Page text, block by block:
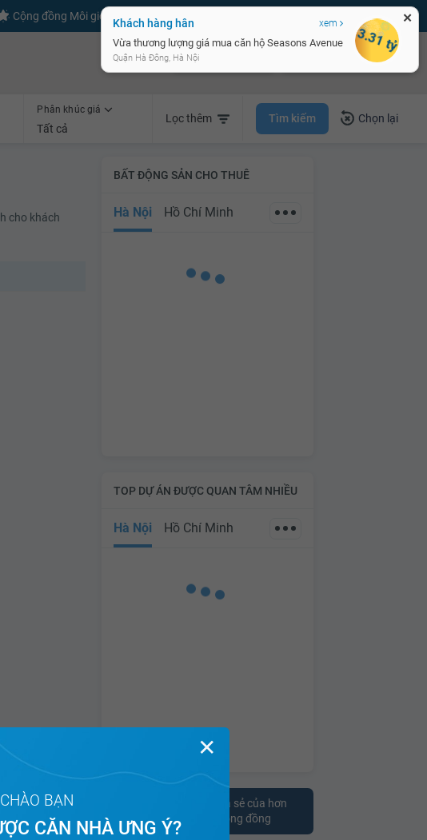
Cộng đồng Môi giới bPRO Đăng tin miễn phí
Bán nhà nhanh Cho thuê nhà nhanh
Phân khúc giá
Tất cả
Lọc thêm Tìm kiếm Chọn lại
cho khách
BẤT ĐỘNG SẢN CHO THUÊ
Hà Nội Hồ Chí Minh
TOP DỰ ÁN ĐƯỢC QUAN TÂM NHIỀU
Hà Nội Hồ Chí Minh
Tham khảo ý kiến chia sẻ của hơn
10.000 cư dân trên cộng đồng
✕
BẠN
CĂN NHÀ ƯNG Ý?
✕
Khách hàng hân xem
Vừa thương lượng giá mua căn hộ Seasons Avenue
Quận Hà Đông, Hà Nội
3.31 tỷ